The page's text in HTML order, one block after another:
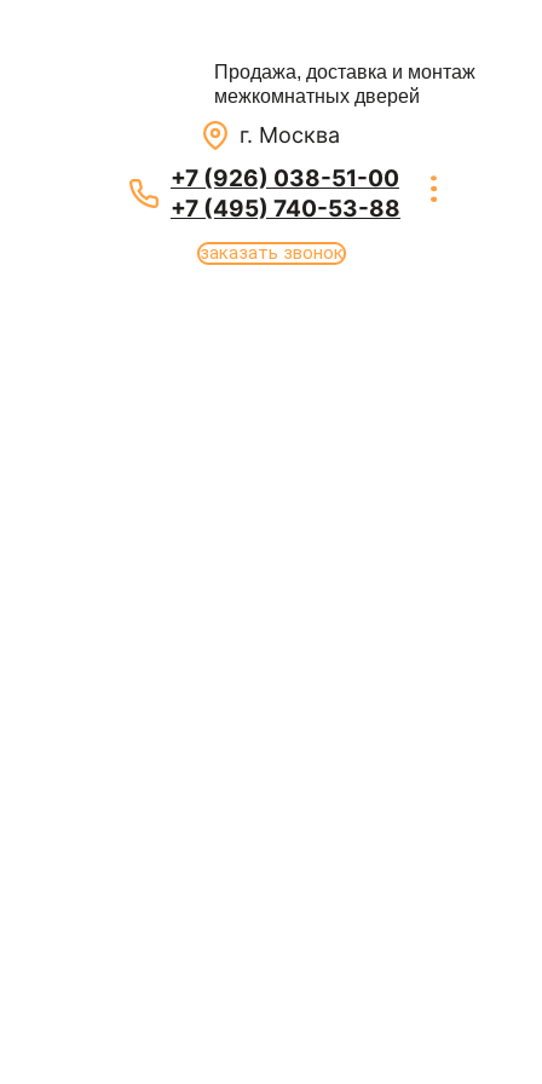
Продажа, доставка и монтаж
межкомнатных дверей
г. Москва
+7 (926) 038-51-00
+7 (495) 740-53-88
заказать звонок